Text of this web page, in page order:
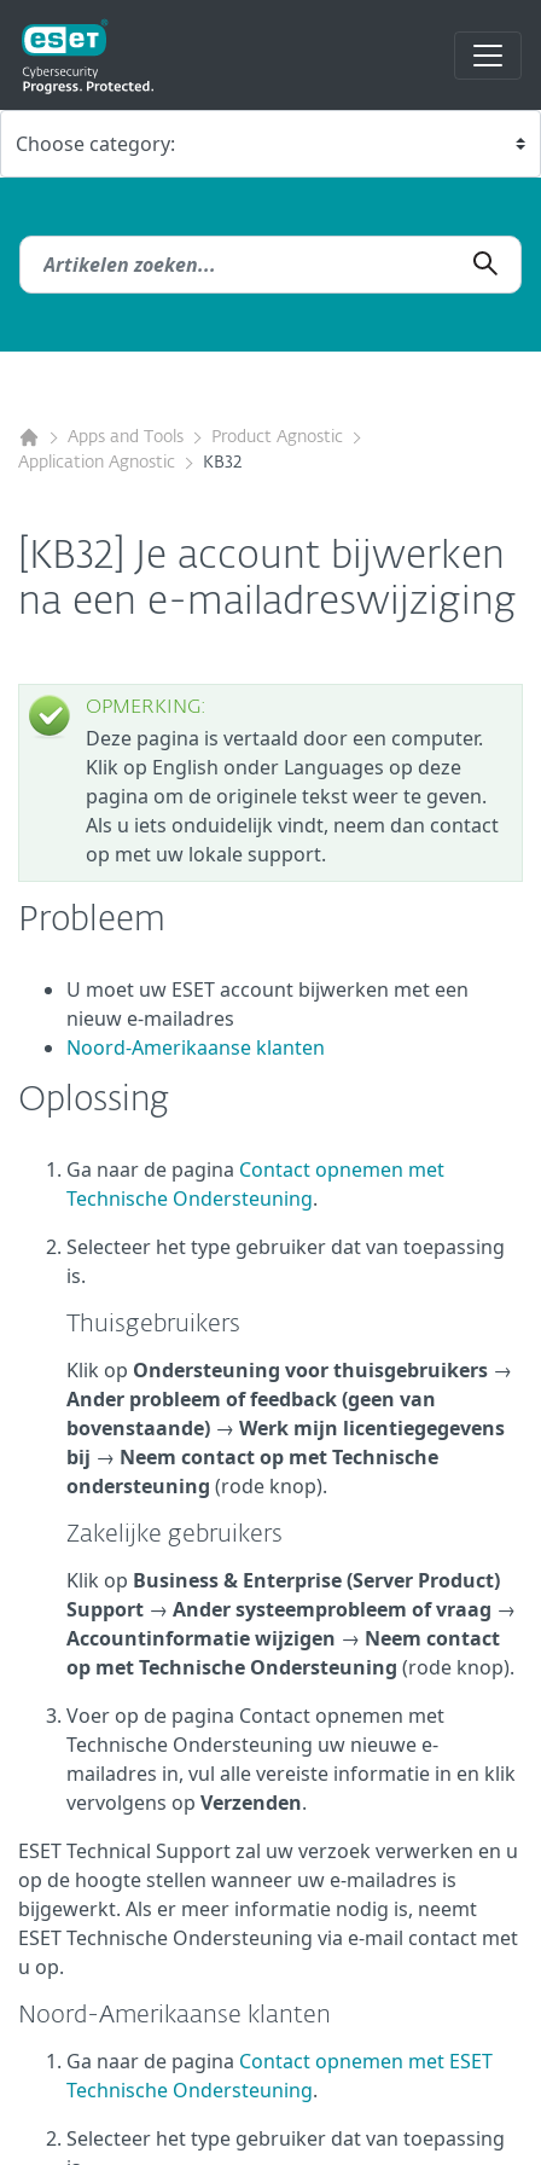
Apps and Tools
Product Agnostic
Application Agnostic
KB32
[KB32] Je account bijwerken
na een e-mailadreswijziging
OPMERKING:
Deze pagina is vertaald door een computer.
Klik op English onder Languages op deze
pagina om de originele tekst weer te geven.
Als u iets onduidelijk vindt, neem dan contact
op met uw lokale support.
Probleem
U moet uw ESET account bijwerken met een
nieuw e-mailadres
Noord-Amerikaanse klanten
Oplossing
Ga naar de pagina Contact opnemen met
Technische Ondersteuning.
Selecteer het type gebruiker dat van toepassing
is.
Thuisgebruikers
Klik op Ondersteuning voor thuisgebruikers →
Ander probleem of feedback (geen van
bovenstaande) → Werk mijn licentiegegevens
bij → Neem contact op met Technische
ondersteuning (rode knop).
Zakelijke gebruikers
Klik op Business & Enterprise (Server Product)
Support → Ander systeemprobleem of vraag →
Accountinformatie wijzigen → Neem contact
op met Technische Ondersteuning (rode knop).
Voer op de pagina Contact opnemen met
Technische Ondersteuning uw nieuwe e-
mailadres in, vul alle vereiste informatie in en klik
vervolgens op Verzenden.
ESET Technical Support zal uw verzoek verwerken en u
op de hoogte stellen wanneer uw e-mailadres is
bijgewerkt. Als er meer informatie nodig is, neemt
ESET Technische Ondersteuning via e-mail contact met
u op.
Noord-Amerikaanse klanten
Ga naar de pagina Contact opnemen met ESET
Technische Ondersteuning.
Selecteer het type gebruiker dat van toepassing